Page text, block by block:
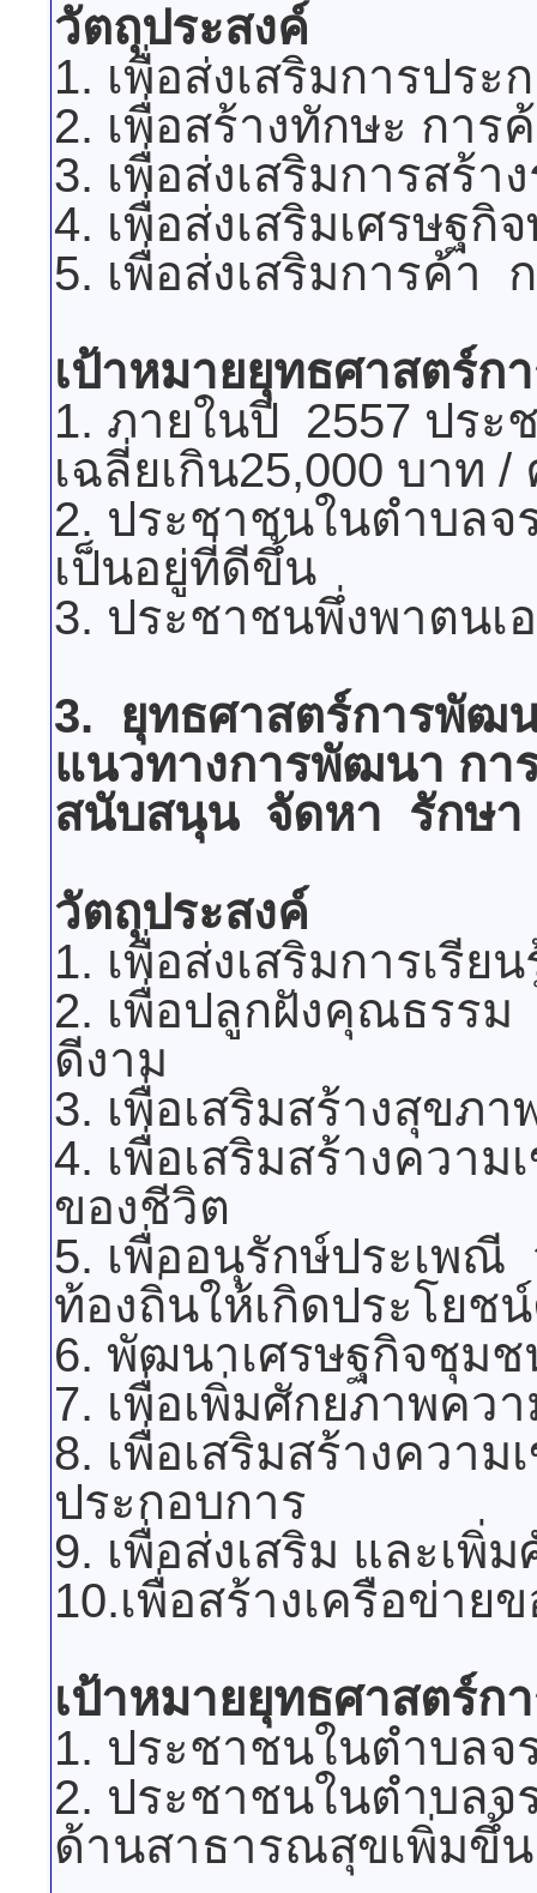
วัตถุประสงค์
1. เพื่อส่งเสริมการประ
2. เพื่อสร้างทักษะ กา
3. เพื่อส่งเสริมการสร้
4. เพื่อส่งเสริมเศรษฐกิ
5. เพื่อส่งเสริมการค้า
เป้าหมายยุทธศาสตร์
1. ภายในปี 2557 ประ
เฉลี่ยเกิน25,000 บาท /
2. ประชาชนในตำบล
เป็นอยู่ที่ดีขึ้น
3. ประชาชนพึ่งพาตนเ
3. ยุทธศาสตร์การพัฒ
แนวทางการพัฒนา กา
สนับสนุน จัดหา รักษา
วัตถุประสงค์
1. เพื่อส่งเสริมการเรีย
2. เพื่อปลูกฝังคุณธรร
ดีงาม
3. เพื่อเสริมสร้างสุขภ
4. เพื่อเสริมสร้างควา
ของชีวิต
5. เพื่ออนุรักษ์ประเพ
ท้องถิ่นให้เกิดประโยช
6. พัฒนาเศรษฐกิจชุมช
7. เพื่อเพิ่มศักยภาพคว
8. เพื่อเสริมสร้างควา
ประกอบการ
9. เพื่อส่งเสริม และเพิ่
10.เพื่อสร้างเครือข่าย
เป้าหมายยุทธศาสตร์
1. ประชาชนในตำบลจ
2. ประชาชนในตำบลจ
ด้านสาธารณสุขเพิ่มขึ้น